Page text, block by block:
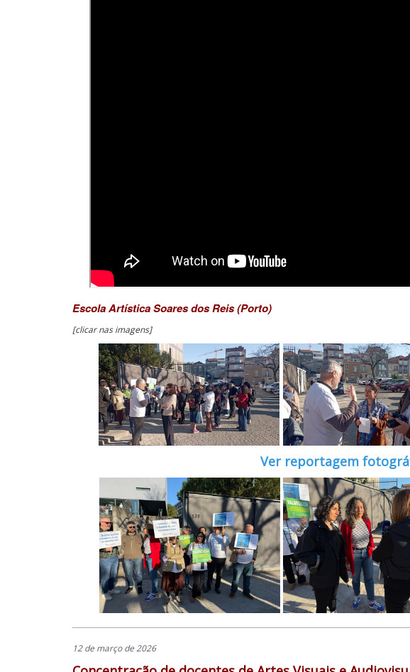
Escola Artística Soares dos Reis (Porto)
[clicar nas imagens]
Ver reportagem
12 de março de 2026